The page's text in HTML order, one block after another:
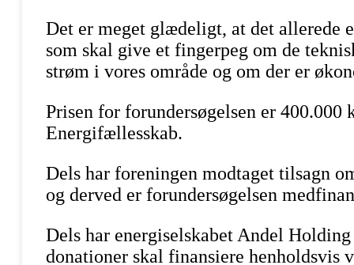
Det er meget glædeligt, at det allerede
som skal give et fingerpeg om de
strøm i vores område og om der er
Prisen for forundersøgelsen er
Energifællesskab.
Dels har foreningen modtaget tilsagn
og derved er forundersøgelsen
Dels har energiselskabet Andel
donationer skal finansiere henholdsvis